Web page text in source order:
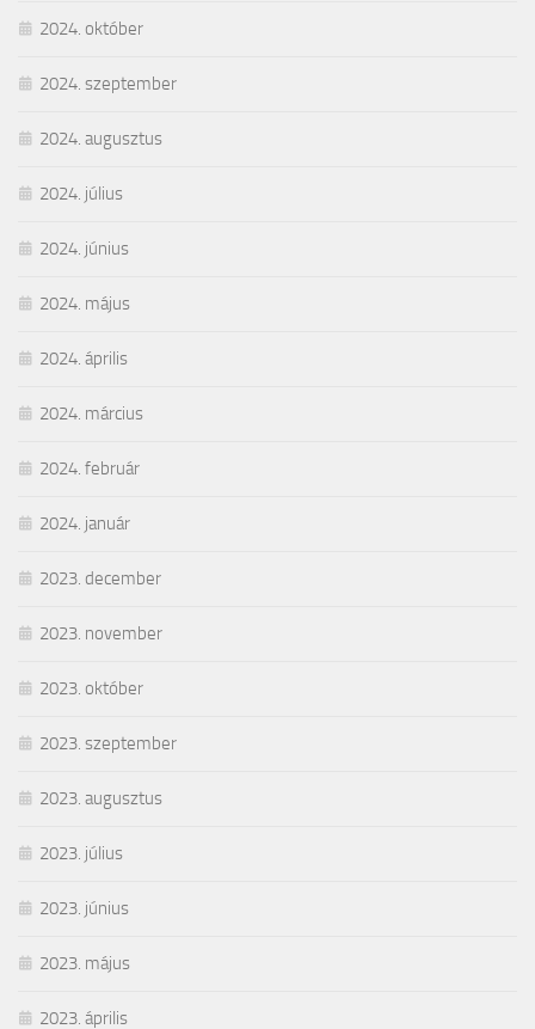
2024. október
2024. szeptember
2024. augusztus
2024. július
2024. június
2024. május
2024. április
2024. március
2024. február
2024. január
2023. december
2023. november
2023. október
2023. szeptember
2023. augusztus
2023. július
2023. június
2023. május
2023. április